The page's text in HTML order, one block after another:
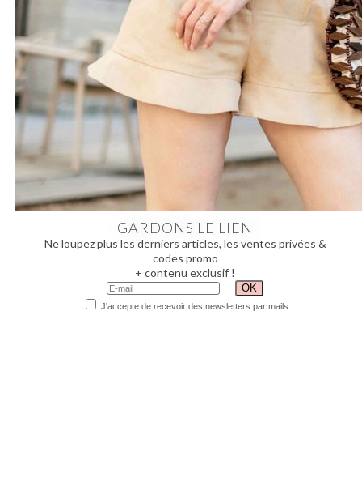
GARDONS LE LIEN
Ne loupez plus les derniers articles, les ventes privées &
codes promo
+ contenu exclusif !
J'accepte de recevoir des newsletters par mails